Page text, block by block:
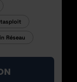
Réseau